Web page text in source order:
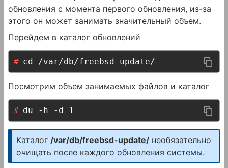
обновления с момента первого обновления, из-за
этого он может занимать значительный объем.
Перейдем в каталог обновлений
cd /var/db/freebsd-update/
Посмотрим объем занимаемых файлов и каталог
du -h -d 1
Каталог /var/db/freebsd-update/ необязательно
очищать после каждого обновления системы.